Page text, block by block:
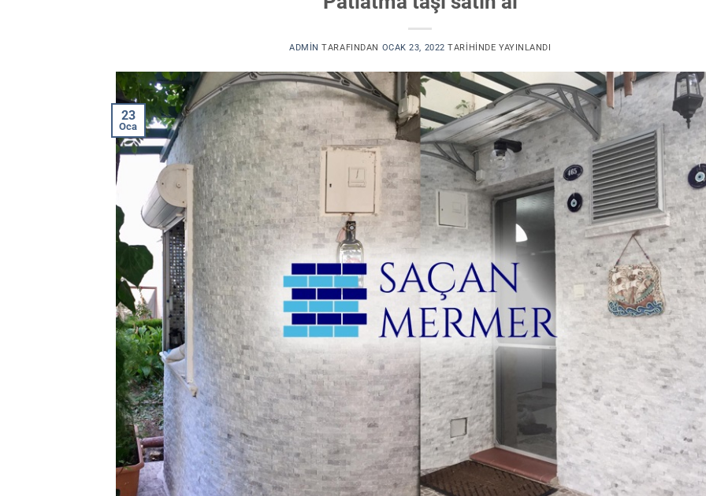
ADMIN TARAFINDAN OCAK 23, 2022 TARIHINDE YAYINLANDI
23
Oca